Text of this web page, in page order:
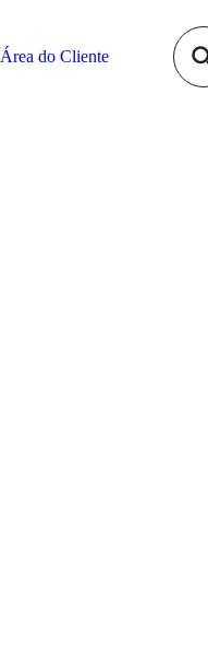
Área do Cliente